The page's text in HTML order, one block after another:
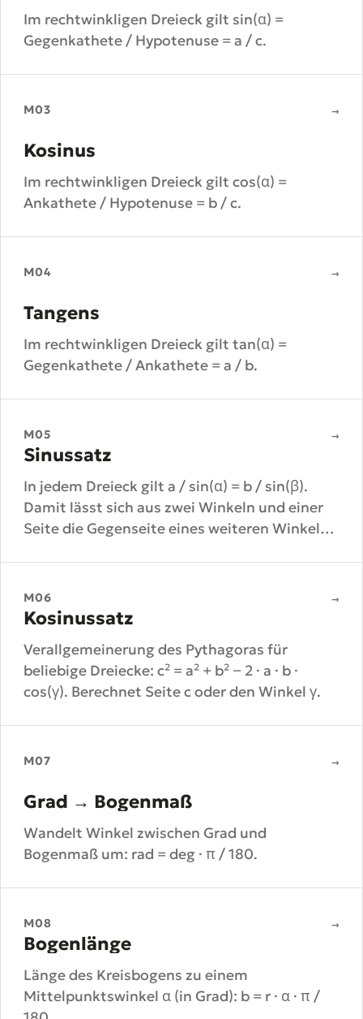
Im rechtwinkligen Dreieck gilt sin(α) =
Gegenkathete / Hypotenuse = a / c.
M03 →
Kosinus
Im rechtwinkligen Dreieck gilt cos(α) =
Ankathete / Hypotenuse = b / c.
M04 →
Tangens
Im rechtwinkligen Dreieck gilt tan(α) =
Gegenkathete / Ankathete = a / b.
M05 →
Sinussatz
In jedem Dreieck gilt a / sin(α) = b / sin(β).
Damit lässt sich aus zwei Winkeln und einer
Seite die Gegenseite eines weiteren Winkels
M06 →
Kosinussatz
Verallgemeinerung des Pythagoras für
beliebige Dreiecke: c² = a² + b² − 2 · a · b ·
cos(γ). Berechnet Seite c oder den Winkel γ.
M07 →
Grad → Bogenmaß
Wandelt Winkel zwischen Grad und
Bogenmaß um: rad = deg · π / 180.
M08 →
Bogenlänge
Länge des Kreisbogens zu einem
Mittelpunktswinkel α (in Grad): b = r · α · π /